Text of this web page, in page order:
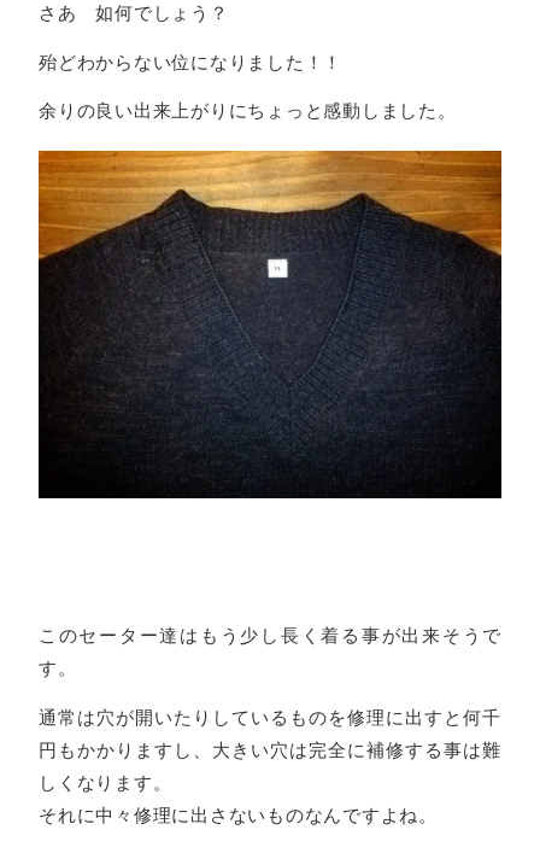
さあ 如何でしょう？
殆どわからない位になりました！！
余りの良い出来上がりにちょっと感動しました。
このセーター達はもう少し長く着る事が出来そうで
す。
通常は穴が開いたりしているものを修理に出すと何千
円もかかりますし、大きい穴は完全に補修する事は難
しくなります。
それに中々修理に出さないものなんですよね。